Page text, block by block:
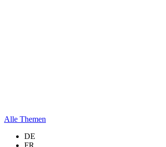
Alle Themen
DE
FR